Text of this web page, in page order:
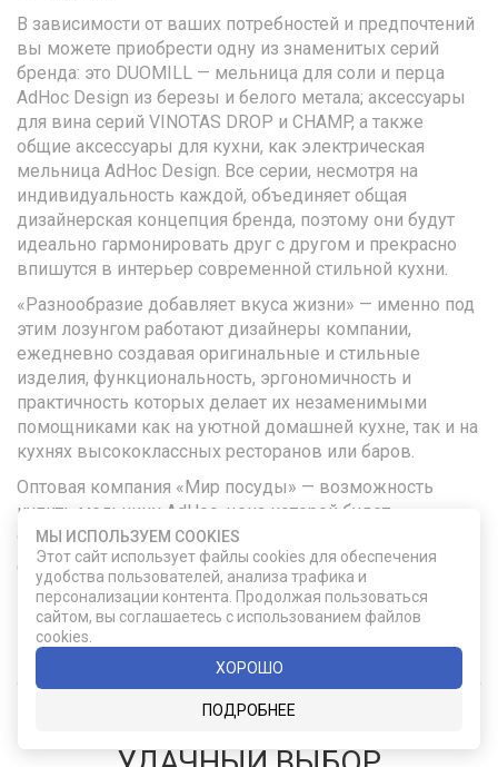
В зависимости от ваших потребностей и предпочтений
вы можете приобрести одну из знаменитых серий
бренда: это DUOMILL — мельница для соли и перца
AdHoc Design из березы и белого метала; аксессуары
для вина серий VINOTAS DROP и CHAMP, а также
общие аксессуары для кухни, как электрическая
мельница AdHoc Design. Все серии, несмотря на
индивидуальность каждой, объединяет общая
дизайнерская концепция бренда, поэтому они будут
идеально гармонировать друг с другом и прекрасно
впишутся в интерьер современной стильной кухни.
«Разнообразие добавляет вкуса жизни» — именно под
этим лозунгом работают дизайнеры компании,
ежедневно создавая оригинальные и стильные
изделия, функциональность, эргономичность и
практичность которых делает их незаменимыми
помощниками как на уютной домашней кухне, так и на
кухнях высококлассных ресторанов или баров.
Оптовая компания «Мир посуды» — возможность
купить мельницу AdHoc, цена которой будет
соответствовать исключительному качеству, стиля,
долговечности. Представленные в каталоге
комбинированная мельница для соли и перца AdHoc
Design или соло мельница для соли AdHoc Design,
винные аксессуары — исключительные образцы
элитного стиля!
МЫ ИСПОЛЬЗУЕМ COOKIES
Этот сайт использует файлы cookies для обеспечения
удобства пользователей, анализа трафика и
персонализации контента. Продолжая пользоваться
сайтом, вы соглашаетесь с использованием файлов
cookies.
ХОРОШО
ПОДРОБНЕЕ